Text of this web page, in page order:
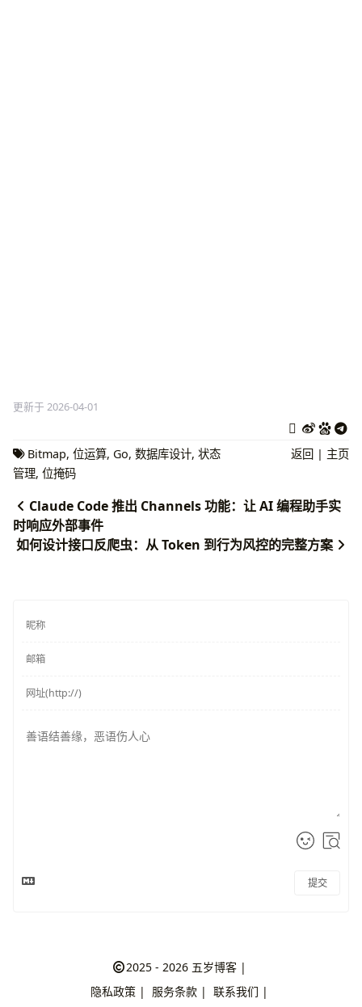
更新于 2026-04-01
Bitmap, 位运算, Go, 数据库设计, 状态
管理, 位掩码
返回 | 主页
Claude Code 推出 Channels 功能：让 AI 编程助手实
时响应外部事件
如何设计接口反爬虫：从 Token 到行为风控的完整方案
提交
2025 - 2026 五岁博客 |
隐私政策 | 服务条款 | 联系我们 |